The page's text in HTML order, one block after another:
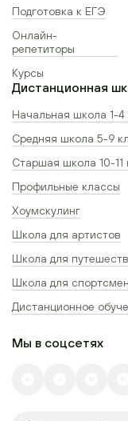
Подготовка к ЕГЭ
Онлайн-
репетиторы
Курсы
Дистанционная
Начальная школа 1-4
Средняя школа 5-9
Старшая школа 10-11
Профильные классы
Хоумскулинг
Школа для артистов
Школа для
Школа для
Дистанционное
Мы в соцсетях